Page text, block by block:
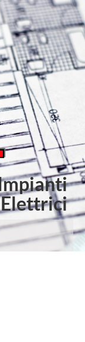
Elettrici